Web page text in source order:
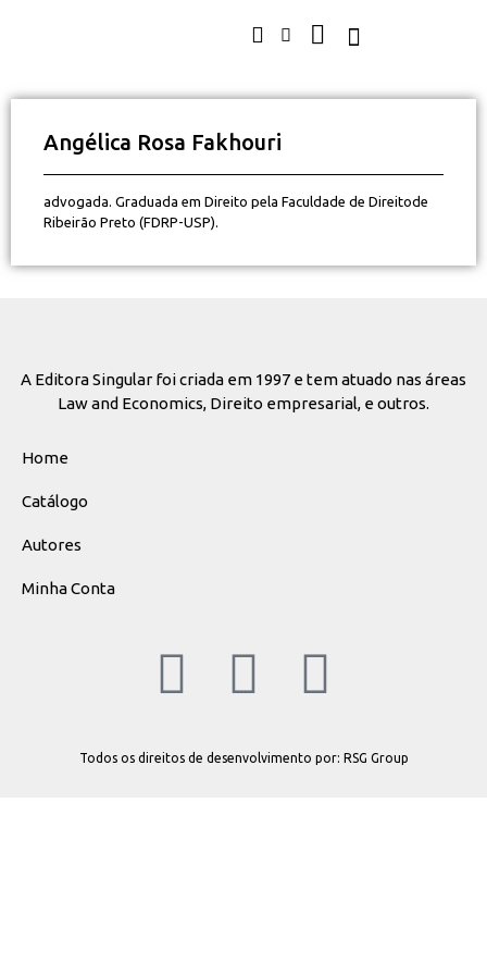
Angélica Rosa Fakhouri
advogada. Graduada em Direito pela Faculdade de Direitode
Ribeirão Preto (FDRP-USP).
A Editora Singular foi criada em 1997 e tem atuado nas áreas
Law and Economics, Direito empresarial, e outros.
Home
Catálogo
Autores
Minha Conta
Todos os direitos de desenvolvimento por: RSG Group